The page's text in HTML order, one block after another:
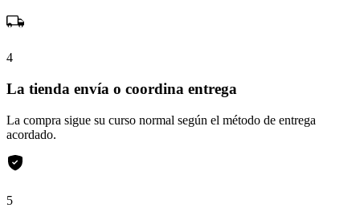
4
La tienda envía o coordina entrega
La compra sigue su curso normal según el método de entrega
acordado.
5